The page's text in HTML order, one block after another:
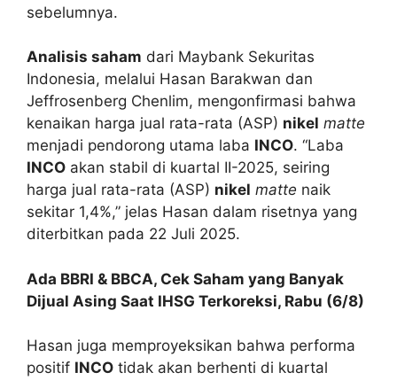
sebelumnya.
Analisis saham dari Maybank Sekuritas
Indonesia, melalui Hasan Barakwan dan
Jeffrosenberg Chenlim, mengonfirmasi bahwa
kenaikan harga jual rata-rata (ASP) nikel matte
menjadi pendorong utama laba INCO. “Laba
INCO akan stabil di kuartal II-2025, seiring
harga jual rata-rata (ASP) nikel matte naik
sekitar 1,4%,” jelas Hasan dalam risetnya yang
diterbitkan pada 22 Juli 2025.
Ada BBRI & BBCA, Cek Saham yang Banyak
Dijual Asing Saat IHSG Terkoreksi, Rabu (6/8)
Hasan juga memproyeksikan bahwa performa
positif INCO tidak akan berhenti di kuartal